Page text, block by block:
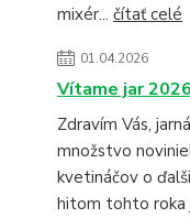
mixér... čítať celé
01.04.2026
Vítame jar
Zdravím Vás,
množstvo
kvetináčov o
hitom tohto roka